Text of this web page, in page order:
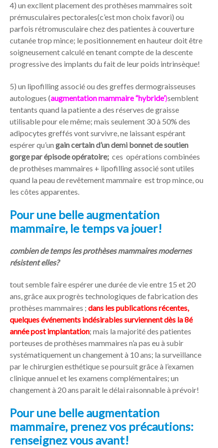
4) un excllent placement des prothèses mammaires soit
prémusculaires pectorales(c’est mon choix favori) ou
parfois rétromusculaire chez des patientes à couverture
cutanée trop mince; le positionnement en hauteur doit être
soigneusement calculé en tenant compte de la descente
progressive des implants du fait de leur poids intrinsèque!
5) un lipofilling associé ou des greffes dermograisseuses
autologues (augmentation mammaire “hybride’)semblent
tentants quand la patiente a des réserves de graisse
utilisable pour ele même; mais seulement 30 à 50% des
adipocytes greffés vont survivre, ne laissant espérant
espérer qu’un gain certain d’un demi bonnet de soutien
gorge par épisode opératoire; ces opérations combinées
de prothèses mammaires + lipofilling associé sont utiles
quand la peau de revêtement mammaire est trop mince, ou
les côtes apparentes.
Pour une belle augmentation
mammaire, le temps va jouer!
combien de temps les prothèses mammaires modernes
résistent elles?
tout semble faire espérer une durée de vie entre 15 et 20
ans, grâce aux progrès technologiques de fabrication des
prothèses mammaires ; dans les publications récentes,
quelques événements indésirables surviennent dès la 8é
année post implantation; mais la majorité des patientes
porteuses de prothèses mammaires n’a pas eu à subir
systématiquement un changement à 10 ans; la surveillance
par le chirurgien esthétique se poursuit grâce à l’examen
clinique annuel et les examens complémentaires; un
changement à 20 ans parait le délai raisonnable à prévoir!
Pour une belle augmentation
mammaire, prenez vos précautions:
renseignez vous avant!